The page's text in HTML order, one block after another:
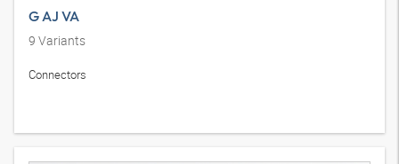
G AJ VA
9 Variants
Connectors